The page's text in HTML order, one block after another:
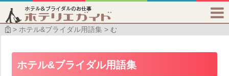

ホテル&ブライダル用語集 む
ホテル&ブライダル用語集